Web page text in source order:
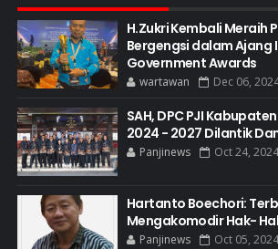
H.Zukri Kembali Meraih
Bergengsi dalam Ajang
Government Awards
wartawan Dec 06,
SAH, DPC PJI
2024 - 2027 Dilantik
Panjinews Oct 24, 2024
Hartanto Boechori:
Mengakomodir Hak-
Panjinews Oct 05, 2024